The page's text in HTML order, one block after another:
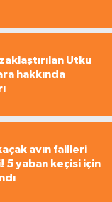
Utku
hakkında
avın failleri
yaban keçisi için